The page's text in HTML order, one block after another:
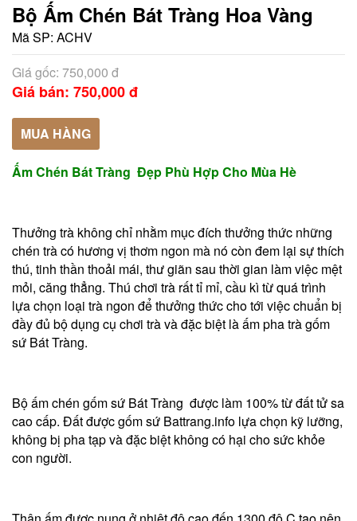
Bộ Ấm Chén Bát Tràng Hoa Vàng
Mã SP: ACHV
Giá gốc: 750,000 đ
Giá bán: 750,000 đ
MUA HÀNG
Ấm Chén Bát Tràng Đẹp Phù Hợp Cho Mùa Hè
Thưởng trà không chỉ nhằm mục đích thưởng thức những
chén trà có hương vị thơm ngon mà nó còn đem lại sự thích
thú, tinh thần thoải mái, thư giãn sau thời gian làm việc mệt
mỏi, căng thẳng. Thú chơi trà rất tỉ mỉ, cầu kì từ quá trình
lựa chọn loại trà ngon để thưởng thức cho tới việc chuẩn bị
đầy đủ bộ dụng cụ chơi trà và đặc biệt là ấm pha trà gốm
sứ Bát Tràng.
Bộ ấm chén gốm sứ Bát Tràng được làm 100% từ đất tử sa
cao cấp. Đất được gốm sứ Battrang.info lựa chọn kỹ lưỡng,
không bị pha tạp và đặc biệt không có hại cho sức khỏe
con người.